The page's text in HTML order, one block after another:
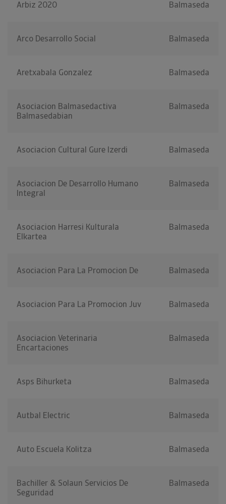
Arbiz 2020 Balmaseda
Arco Desarrollo Social Balmaseda
Aretxabala Gonzalez Balmaseda
Asociacion Balmasedactiva
Balmasedabian
Balmaseda
Asociacion Cultural Gure Izerdi Balmaseda
Asociacion De Desarrollo Humano
Integral
Balmaseda
Asociacion Harresi Kulturala
Elkartea
Balmaseda
Asociacion Para La Promocion De Balmaseda
Asociacion Para La Promocion Juv Balmaseda
Asociacion Veterinaria
Encartaciones
Balmaseda
Asps Bihurketa Balmaseda
Autbal Electric Balmaseda
Auto Escuela Kolitza Balmaseda
Bachiller & Solaun Servicios De
Seguridad
Balmaseda